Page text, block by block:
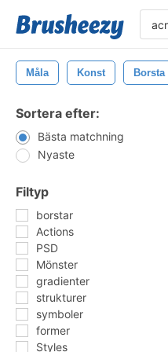
Måla Konst Borsta
Sortera efter:
Bästa matchning
Nyaste
Filtyp
borstar
Actions
PSD
Mönster
gradienter
strukturer
symboler
former
Styles